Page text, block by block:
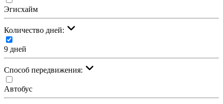
Эгисхайм
Количество дней:
9 дней
Cпособ передвижения:
Автобус